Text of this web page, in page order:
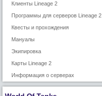
Клиенты Lineage 2
Программы для серверов Lineage 2
Квесты и прохождения
Мануалы
Экипировка
Карты Lineage 2
Информация о серверах